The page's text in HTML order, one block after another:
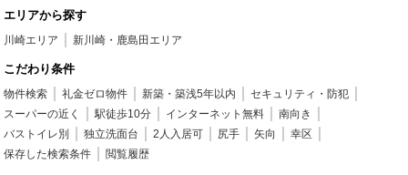
エリアから探す
川崎エリア 新川崎・鹿島田エリア
こだわり条件
物件検索 礼金ゼロ物件 新築・築浅5年以内
セキュリティ・防犯
スーパーの近く
駅徒歩10分 インターネット無料
南向き
バストイレ別
独立洗面台 2人入居可 尻手 矢向
幸区
保存した検索条件
閲覧履歴